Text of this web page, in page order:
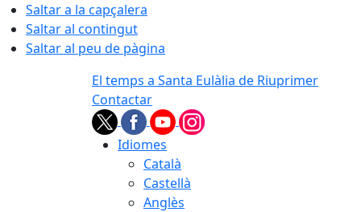
Saltar a la capçalera
Saltar al contingut
Saltar al peu de pàgina
El temps a Santa Eulàlia de Riuprimer
Contactar
Idiomes
Català
Castellà
Anglès